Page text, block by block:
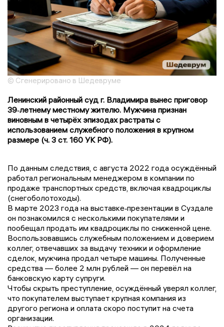
© Сгенерировано в Шедевруме
Ленинский районный суд г. Владимира вынес приговор
39‑летнему местному жителю. Мужчина признан
виновным в четырёх эпизодах растраты с
использованием служебного положения в крупном
размере (ч. 3 ст. 160 УК РФ).
По данным следствия, с августа 2022 года осуждённый
работал региональным менеджером в компании по
продаже транспортных средств, включая квадроциклы
(снегоболотоходы).
В марте 2023 года на выставке‑презентации в Суздале
он познакомился с несколькими покупателями и
пообещал продать им квадроциклы по сниженной цене.
Воспользовавшись служебным положением и доверием
коллег, отвечавших за выдачу техники и оформление
сделок, мужчина продал четыре машины. Полученные
средства — более 2 млн рублей — он перевёл на
банковскую карту супруги.
Чтобы скрыть преступление, осуждённый уверял коллег,
что покупателем выступает крупная компания из
другого региона и оплата скоро поступит на счета
организации.